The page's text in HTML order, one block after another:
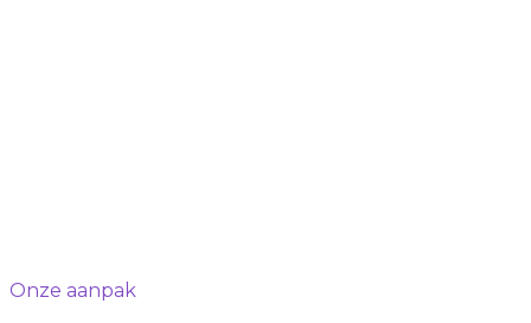
Onze aanpak